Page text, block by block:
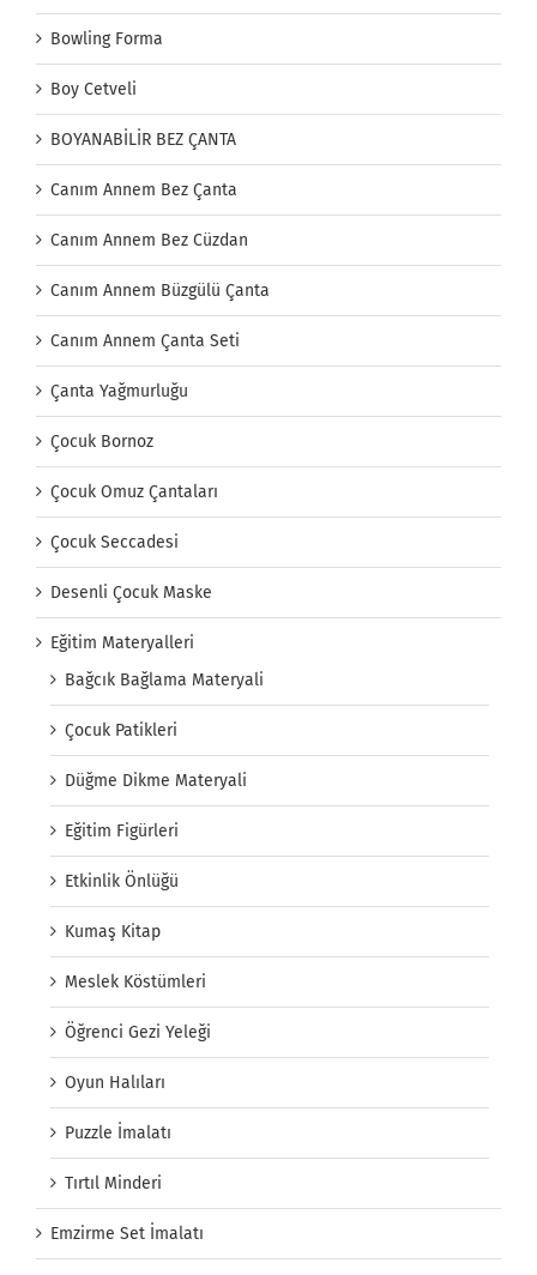
Bowling Forma
Boy Cetveli
BOYANABİLİR BEZ ÇANTA
Canım Annem Bez Çanta
Canım Annem Bez Cüzdan
Canım Annem Büzgülü Çanta
Canım Annem Çanta Seti
Çanta Yağmurluğu
Çocuk Bornoz
Çocuk Omuz Çantaları
Çocuk Seccadesi
Desenli Çocuk Maske
Eğitim Materyalleri
Bağcık Bağlama Materyali
Çocuk Patikleri
Düğme Dikme Materyali
Eğitim Figürleri
Etkinlik Önlüğü
Kumaş Kitap
Meslek Köstümleri
Öğrenci Gezi Yeleği
Oyun Halıları
Puzzle İmalatı
Tırtıl Minderi
Emzirme Set İmalatı